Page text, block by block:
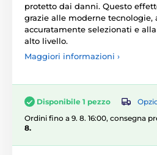
protetto dai danni. Questo
grazie alle moderne tecnologie,
accuratamente selezionati e
alto livello.
Maggiori informazioni ›
Disponibile 1 pezzo
Ordini fino a 9. 8. 16:00, consegna
8.